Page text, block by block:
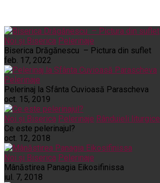
Noi și Biserica Pelerinaje
Biserica Drăgănescu – Pictura din suflet
feb. 17, 2022
Pelerinaje
Pelerinaj la Sfânta Cuvioasă Parascheva
oct. 15, 2019
Noi și Biserica Pelerinaje Rânduieli liturgice
Ce este pelerinajul?
oct. 12, 2018
Noi și Biserica Pelerinaje
Mânăstirea Panagia Eikosifinissa
iul. 7, 2018